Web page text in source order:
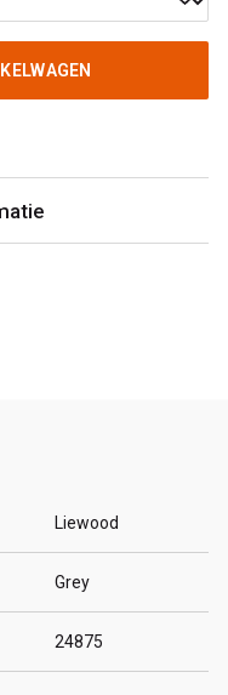
Liewood
Grey
24875